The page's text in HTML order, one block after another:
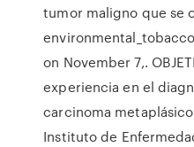
tumor maligno que se
on November 7,.
experiencia en el
carcinoma
Instituto de